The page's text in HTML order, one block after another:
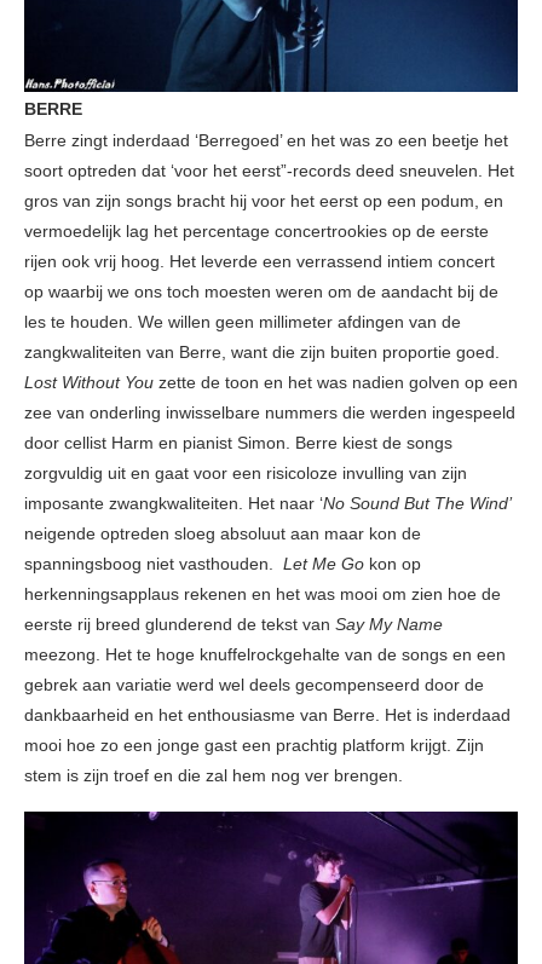
BERRE
Berre zingt inderdaad ‘Berregoed’ en het was zo een beetje het
soort optreden dat ‘voor het eerst”-records deed sneuvelen. Het
gros van zijn songs bracht hij voor het eerst op een podum, en
vermoedelijk lag het percentage concertrookies op de eerste
rijen ook vrij hoog. Het leverde een verrassend intiem concert
op waarbij we ons toch moesten weren om de aandacht bij de
les te houden. We willen geen millimeter afdingen van de
zangkwaliteiten van Berre, want die zijn buiten proportie goed.
Lost Without You zette de toon en het was nadien golven op een
zee van onderling inwisselbare nummers die werden ingespeeld
door cellist Harm en pianist Simon. Berre kiest de songs
zorgvuldig uit en gaat voor een risicoloze invulling van zijn
imposante zwangkwaliteiten. Het naar ‘No Sound But The Wind’
neigende optreden sloeg absoluut aan maar kon de
spanningsboog niet vasthouden. Let Me Go kon op
herkenningsapplaus rekenen en het was mooi om zien hoe de
eerste rij breed glunderend de tekst van Say My Name
meezong. Het te hoge knuffelrockgehalte van de songs en een
gebrek aan variatie werd wel deels gecompenseerd door de
dankbaarheid en het enthousiasme van Berre. Het is inderdaad
mooi hoe zo een jonge gast een prachtig platform krijgt. Zijn
stem is zijn troef en die zal hem nog ver brengen.